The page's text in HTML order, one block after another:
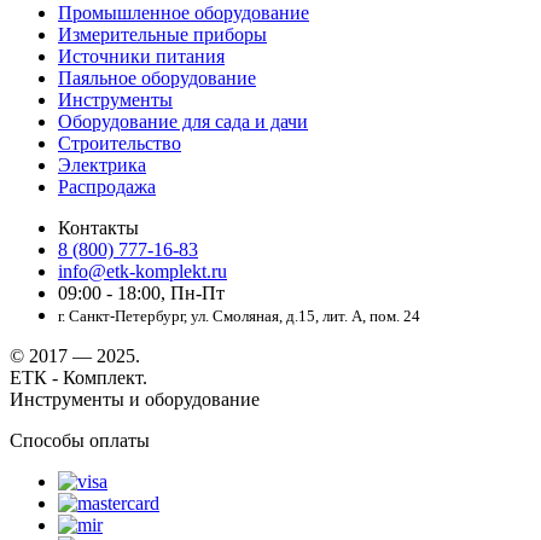
Промышленное оборудование
Измерительные приборы
Источники питания
Паяльное оборудование
Инструменты
Оборудование для сада и дачи
Строительство
Электрика
Распродажа
Контакты
8 (800) 777-16-83
info@etk-komplekt.ru
09:00 - 18:00, Пн-Пт
г. Санкт-Петербург, ул. Смоляная, д.15, лит. А, пом. 24
© 2017 — 2025.
ЕТК - Комплект.
Инструменты и оборудование
Способы оплаты